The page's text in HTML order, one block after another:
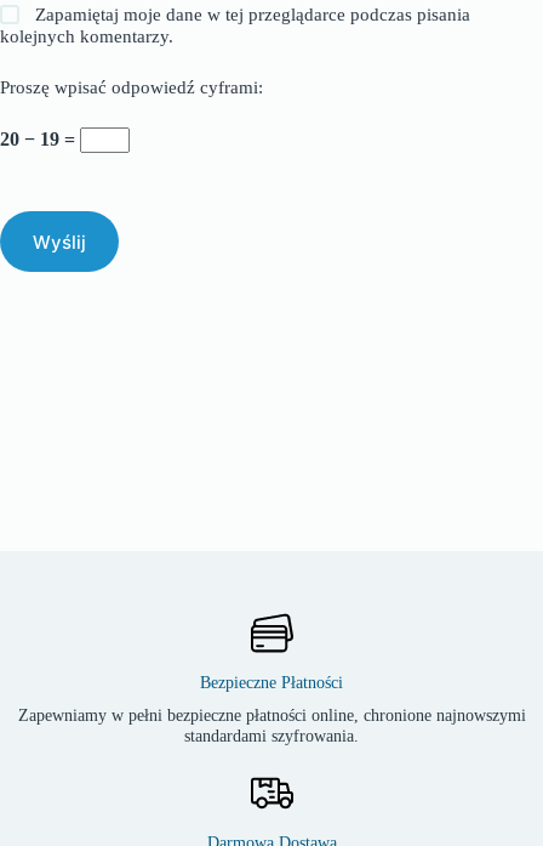
Zapamiętaj moje dane w tej przeglądarce podczas pisania
kolejnych komentarzy.
Proszę wpisać odpowiedź cyframi:
20 − 19 =
Wyślij
Bezpieczne Płatności
Zapewniamy w pełni bezpieczne płatności online, chronione najnowszymi
standardami szyfrowania.